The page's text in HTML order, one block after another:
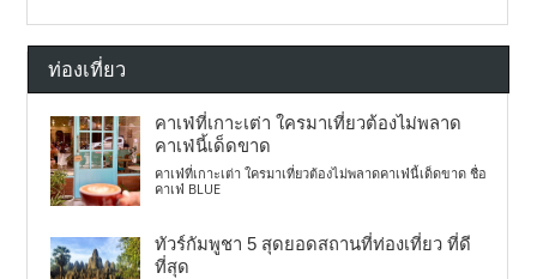
ท่องเที่ยว
คาเฟ่ที่เกาะเต่า ใครมาเที่ยวต้องไม่พลาด
คาเฟ่นี้เด็ดขาด
คาเฟ่ที่เกาะเต่า ใครมาเที่ยวต้องไม่พลาดคาเฟ่นี้เด็ดขาด ชื่อ
คาเฟ่ BLUE
ทัวร์กัมพูชา 5 สุดยอดสถานที่ท่องเที่ยว ที่ดี
ที่สุด